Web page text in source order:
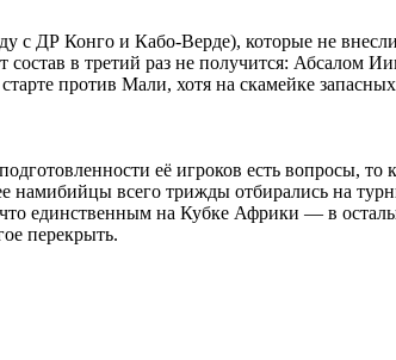
с ДР Конго и Кабо-Верде), которые не
состав в третий раз не получится:
против Мали, хотя на скамейке
её игроков есть вопросы,
всего трижды отбирались на
единственным на Кубке Африки ― в
перекрыть.